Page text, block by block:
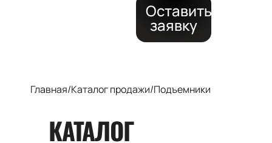
Оставить
заявку
Главная/Каталог продажи/Подъемники
КАТАЛОГ